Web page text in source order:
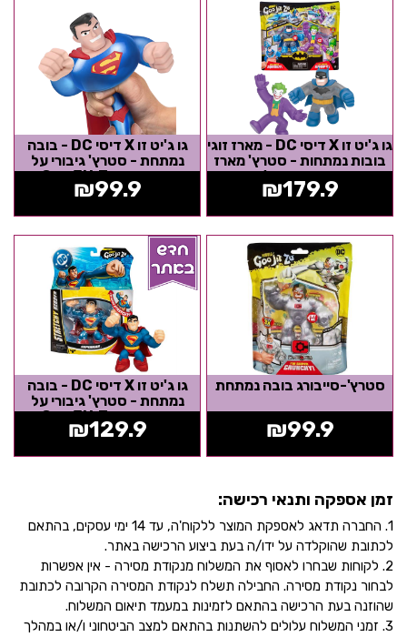
גו ג'יט זו X דיסי DC - מארז זוגי
בובות נמתחות - סטרץ' מארז
זוגי באטמן vs הג'וקר...
₪179.9
גו ג'יט זו X דיסי DC - בובה
נמתחת - סטרץ' גיבורי על
סופרמן - Goo Jit Zu
₪99.9
סטרץ'-סייבורג בובה נמתחת
₪99.9
גו ג'יט זו X דיסי DC - בובה
נמתחת - סטרץ' גיבורי על
סופרמן - Goo Jit Zu
₪129.9
זמן אספקה ותנאי רכישה:
1. החברה תדאג לאספקת המוצר ללקוח'ה, עד 14 ימי עסקים, בהתאם
לכתובת שהוקלדה על ידו/ה בעת ביצוע הרכישה באתר.
2. לקוחות שבחרו לאסוף את המשלוח מנקודת מסירה - אין אפשרות
לבחור נקודת מסירה. החבילה תשלח לנקודת המסירה הקרובה לכתובת
שהוזנה בעת הרכישה בהתאם לזמינות במעמד תיאום המשלוח.
3. זמני המשלוח עלולים להשתנות בהתאם למצב הביטחוני ו/או במהלך